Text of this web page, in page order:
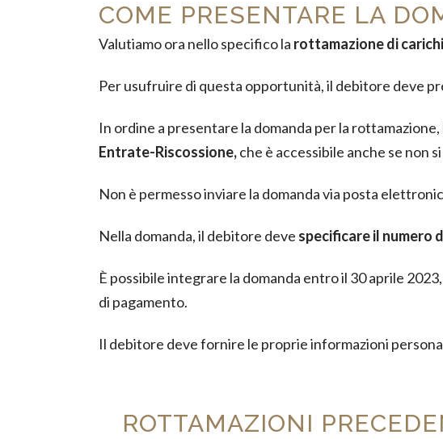
COME PRESENTARE LA
Valutiamo ora nello specifico la rottamazione di
Per usufruire di questa opportunità, il debitore deve
In ordine a presentare la domanda per la rottamazione,
Entrate-Riscossione,che è accessibile anche se non
Non è permesso inviare la domanda via posta
Nella domanda, il debitore deve specificare il numero
È possibile integrare la domanda entro il 30 aprile
di pagamento.
Il debitore deve fornire le proprie informazioni
ROTTAMAZIONI